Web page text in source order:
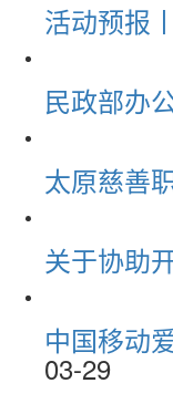
活动预报
民政部办
太原慈善
关于协助
中国移动
03-29